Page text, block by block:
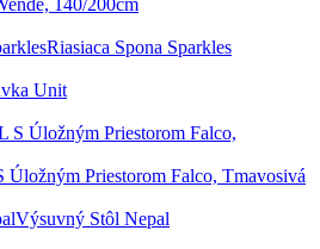
Riasiaca Spona Sparkles
Unit
Úložným Priestorom Falco, Tmavosivá
Výsuvný Stôl Nepal